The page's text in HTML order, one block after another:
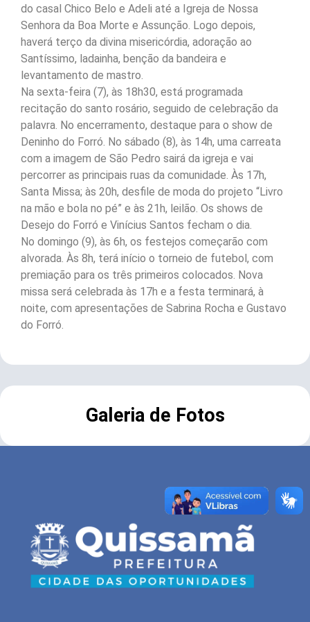
do casal Chico Belo e Adeli até a Igreja de Nossa
Senhora da Boa Morte e Assunção. Logo depois,
haverá terço da divina misericórdia, adoração ao
Santíssimo, ladainha, benção da bandeira e
levantamento de mastro.
Na sexta-feira (7), às 18h30, está programada
recitação do santo rosário, seguido de celebração da
palavra. No encerramento, destaque para o show de
Deninho do Forró. No sábado (8), às 14h, uma carreata
com a imagem de São Pedro sairá da igreja e vai
percorrer as principais ruas da comunidade. Às 17h,
Santa Missa; às 20h, desfile de moda do projeto “Livro
na mão e bola no pé” e às 21h, leilão. Os shows de
Desejo do Forró e Vinícius Santos fecham o dia.
No domingo (9), às 6h, os festejos começarão com
alvorada. Às 8h, terá início o torneio de futebol, com
premiação para os três primeiros colocados. Nova
missa será celebrada às 17h e a festa terminará, à
noite, com apresentações de Sabrina Rocha e Gustavo
do Forró.
Galeria de Fotos